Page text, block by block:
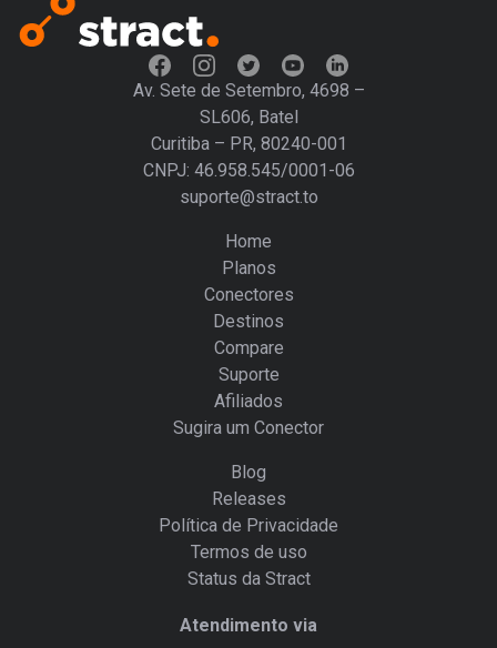
Av. Sete de Setembro, 4698 –
SL606, Batel
Curitiba – PR, 80240-001
CNPJ: 46.958.545/0001-06
suporte@stract.to
Home
Planos
Conectores
Destinos
Compare
Suporte
Afiliados
Sugira um Conector
Blog
Releases
Política de Privacidade
Termos de uso
Status da Stract
Atendimento via